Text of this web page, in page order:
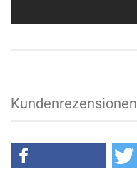
Kundenrezensionen